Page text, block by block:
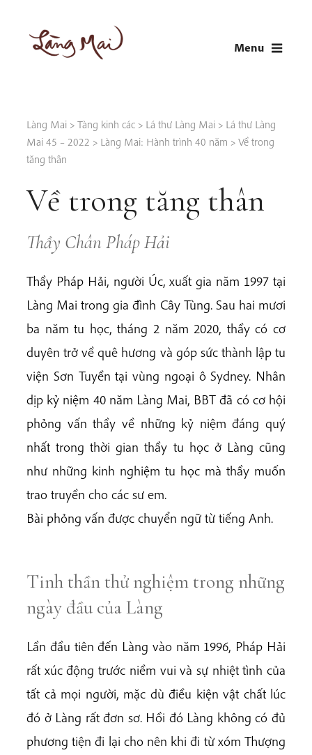
content
Menu
Làng Mai > Tàng kinh các > Lá thư Làng Mai > Lá thư Làng
Mai 45 – 2022 > Làng Mai: Hành trình 40 năm > Về trong
tăng thân
Về trong tăng thân
Thầy Chân Pháp Hải
Thầy Pháp Hải, người Úc, xuất gia năm 1997 tại
Làng Mai trong gia đình Cây Tùng. Sau hai mươi
ba năm tu học, tháng 2 năm 2020, thầy có cơ
duyên trở về quê hương và góp sức thành lập tu
viện Sơn Tuyền tại vùng ngoại ô Sydney. Nhân
dịp kỷ niệm 40 năm Làng Mai, BBT đã có cơ hội
phỏng vấn thầy về những kỷ niệm đáng quý
nhất trong thời gian thầy tu học ở Làng cũng
như những kinh nghiệm tu học mà thầy muốn
trao truyền cho các sư em.
Bài phỏng vấn được chuyển ngữ từ tiếng Anh.
Tinh thần thử nghiệm trong những
ngày đầu của Làng
Lần đầu tiên đến Làng vào năm 1996, Pháp Hải
rất xúc động trước niềm vui và sự nhiệt tình của
tất cả mọi người, mặc dù điều kiện vật chất lúc
đó ở Làng rất đơn sơ. Hồi đó Làng không có đủ
phương tiện đi lại cho nên khi đi từ xóm Thượng